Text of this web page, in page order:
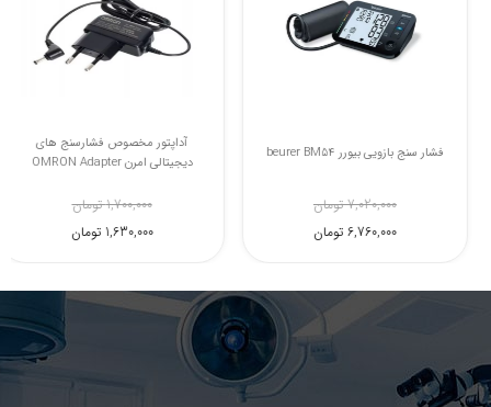
فشار سنج بازویی بیورر beurer BM54
7,020,000 تومان
6,760,000 تومان
فشارسنج بازویی دیجیتال بیورر BM55
1,110,000 تومان
9,900,000 تومان